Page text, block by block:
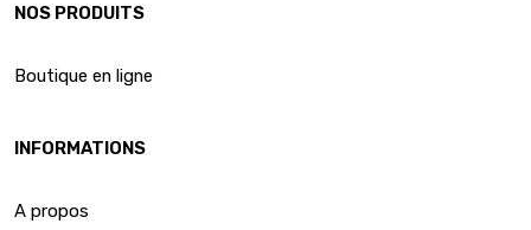
NOS PRODUITS
Boutique en ligne
INFORMATIONS
A propos